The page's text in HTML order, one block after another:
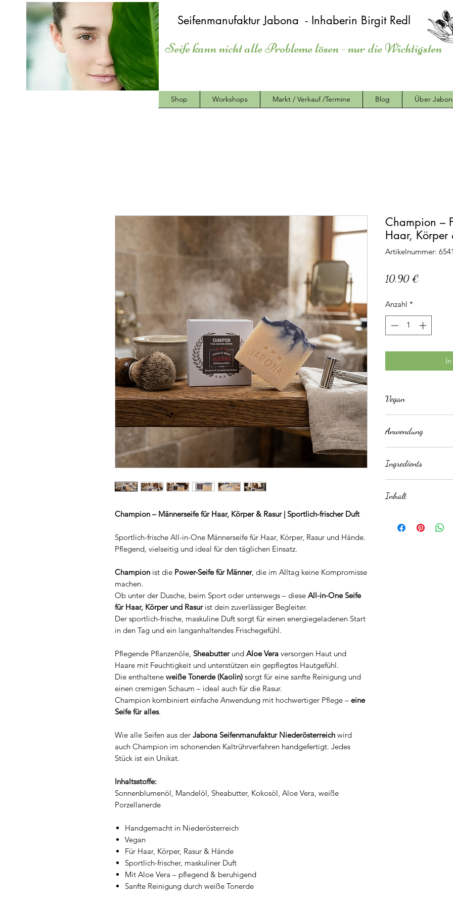
Seifenmanufaktur Jabona - Inhaberin Birgit Redl
Seife kann nicht alle Probleme lösen - nur die Wichtigsten
Shop Workshops Markt / Verkauf /Termine Blog Über
Champion – Männerseife für Haar, Körper & Rasur | Sportlich-frischer Duft
Sportlich-frische All-in-One Männerseife für Haar, Körper, Rasur und Hände.
Pflegend, vielseitig und ideal für den täglichen Einsatz.
Champion ist die Power-Seife für Männer, die im Alltag keine Kompromisse
machen.
Ob unter der Dusche, beim Sport oder unterwegs – diese All-in-One Seife
für Haar, Körper und Rasurist dein zuverlässiger Begleiter.
Der sportlich-frische, maskuline Duft sorgt für einen energiegeladenen Start
in den Tag und ein langanhaltendes Frischegefühl.
Pflegende Pflanzenöle, Sheabutterund Aloe Vera versorgen Haut und
Haare mit Feuchtigkeit und unterstützen ein gepflegtes Hautgefühl.
Die enthaltene weiße Tonerde (Kaolin) sorgt für eine sanfte Reinigung und
einen cremigen Schaum – ideal auch für die Rasur.
Champion kombiniert einfache Anwendung mit hochwertiger Pflege – eine
Seife für alles.
Wie alle Seifen aus der Jabona Seifenmanufaktur Niederösterreich wird
auch Champion im schonenden Kaltrührverfahren handgefertigt. Jedes
Stück ist ein Unikat.
Inhaltsstoffe:
Sonnenblumenöl, Mandelöl, Sheabutter, Kokosöl, Aloe Vera, weiße
Porzellanerde
Handgemacht in Niederösterreich
Vegan
Für Haar, Körper, Rasur & Hände
Sportlich-frischer, maskuliner Duft
Mit Aloe Vera – pflegend & beruhigend
Sanfte Reinigung durch weiße Tonerde
Champion –
Haar, Körper
Artikelnummer:
10,90 €
Anzahl *
Vegan
produziert!
Anwendung
Händewaschen &
arbeiten
testen (Apfelessig)
Ingredients
Helianthus Annuus
Kaolin, Limonene,
Inhalt